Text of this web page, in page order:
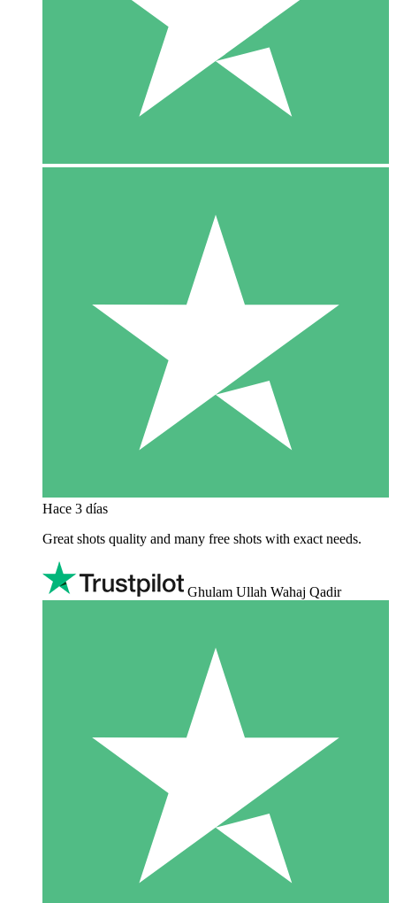
Hace 3 días
Great shots quality and many free shots with exact needs.
Ghulam Ullah Wahaj Qadir